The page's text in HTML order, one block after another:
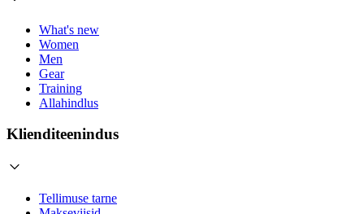
What's new
Women
Men
Gear
Training
Allahindlus
Klienditeenindus
Tellimuse tarne